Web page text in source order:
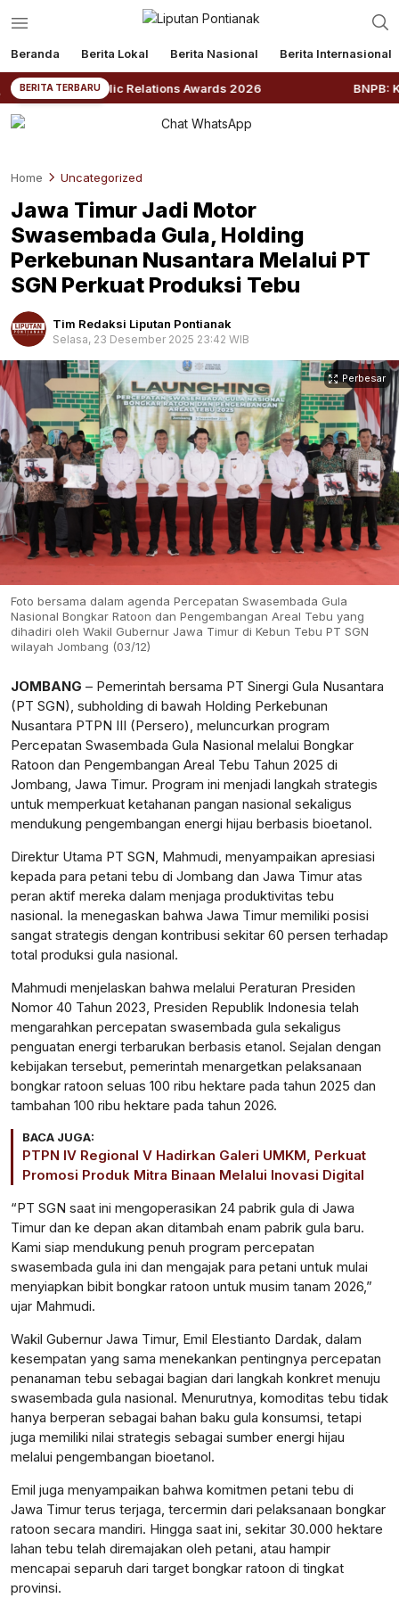
Beranda Berita Lokal Berita Nasional Berita Internasional
BERITA TERBARU
Public Relations Awards 2026 BNPB: Kalbar
Home Uncategorized
Jawa Timur Jadi Motor
Swasembada Gula, Holding
Perkebunan Nusantara Melalui PT
SGN Perkuat Produksi Tebu
Tim Redaksi Liputan Pontianak
Selasa, 23 Desember 2025 23:42 WIB
Perbesar
Foto bersama dalam agenda Percepatan Swasembada Gula
Nasional Bongkar Ratoon dan Pengembangan Areal Tebu yang
dihadiri oleh Wakil Gubernur Jawa Timur di Kebun Tebu PT SGN
wilayah Jombang (03/12)
JOMBANG – Pemerintah bersama PT Sinergi Gula Nusantara
(PT SGN), subholding di bawah Holding Perkebunan
Nusantara PTPN III (Persero), meluncurkan program
Percepatan Swasembada Gula Nasional melalui Bongkar
Ratoon dan Pengembangan Areal Tebu Tahun 2025 di
Jombang, Jawa Timur. Program ini menjadi langkah strategis
untuk memperkuat ketahanan pangan nasional sekaligus
mendukung pengembangan energi hijau berbasis bioetanol.
Direktur Utama PT SGN, Mahmudi, menyampaikan apresiasi
kepada para petani tebu di Jombang dan Jawa Timur atas
peran aktif mereka dalam menjaga produktivitas tebu
nasional. Ia menegaskan bahwa Jawa Timur memiliki posisi
sangat strategis dengan kontribusi sekitar 60 persen terhadap
total produksi gula nasional.
Mahmudi menjelaskan bahwa melalui Peraturan Presiden
Nomor 40 Tahun 2023, Presiden Republik Indonesia telah
mengarahkan percepatan swasembada gula sekaligus
penguatan energi terbarukan berbasis etanol. Sejalan dengan
kebijakan tersebut, pemerintah menargetkan pelaksanaan
bongkar ratoon seluas 100 ribu hektare pada tahun 2025 dan
tambahan 100 ribu hektare pada tahun 2026.
BACA JUGA:
PTPN IV Regional V Hadirkan Galeri UMKM, Perkuat
Promosi Produk Mitra Binaan Melalui Inovasi Digital
“PT SGN saat ini mengoperasikan 24 pabrik gula di Jawa
Timur dan ke depan akan ditambah enam pabrik gula baru.
Kami siap mendukung penuh program percepatan
swasembada gula ini dan mengajak para petani untuk mulai
menyiapkan bibit bongkar ratoon untuk musim tanam 2026,”
ujar Mahmudi.
Wakil Gubernur Jawa Timur, Emil Elestianto Dardak, dalam
kesempatan yang sama menekankan pentingnya percepatan
penanaman tebu sebagai bagian dari langkah konkret menuju
swasembada gula nasional. Menurutnya, komoditas tebu tidak
hanya berperan sebagai bahan baku gula konsumsi, tetapi
juga memiliki nilai strategis sebagai sumber energi hijau
melalui pengembangan bioetanol.
Emil juga menyampaikan bahwa komitmen petani tebu di
Jawa Timur terus terjaga, tercermin dari pelaksanaan bongkar
ratoon secara mandiri. Hingga saat ini, sekitar 30.000 hektare
lahan tebu telah diremajakan oleh petani, atau hampir
mencapai separuh dari target bongkar ratoon di tingkat
provinsi.